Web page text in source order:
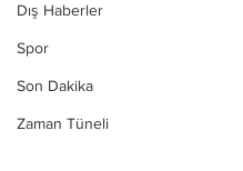
Dış Haberler
Spor
Son Dakika
Zaman Tüneli